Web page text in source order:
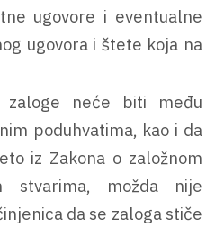
ugovore i eventualne
ugovora i štete koja na
neće biti među
poduhvatima, kao i da
iz Zakona o založnom
stvarima, možda nije
da se zaloga stiče